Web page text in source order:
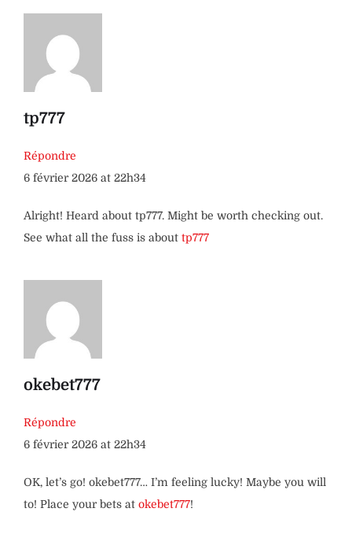
tp777
Répondre
6 février 2026 at 22h34
Alright! Heard about tp777. Might be worth checking out.
See what all the fuss is about tp777
okebet777
Répondre
6 février 2026 at 22h34
OK, let’s go! okebet777… I’m feeling lucky! Maybe you will
to! Place your bets at okebet777!